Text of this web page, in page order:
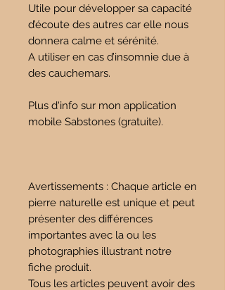
Utile pour développer sa capacité
d’écoute des autres car elle nous
donnera calme et sérénité.
A utiliser en cas d’insomnie due à
des cauchemars.
Plus d'info sur mon application
mobile Sabstones (gratuite).
Avertissements : Chaque article en
pierre naturelle est unique et peut
présenter des différences
importantes avec la ou les
photographies illustrant notre
fiche produit.
Tous les articles peuvent avoir des